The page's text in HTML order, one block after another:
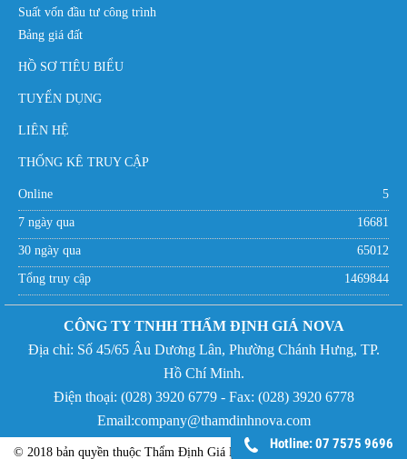
Suất vốn đầu tư công trình
Bảng giá đất
HỒ SƠ TIÊU BIỂU
TUYỂN DỤNG
LIÊN HỆ
THỐNG KÊ TRUY CẬP
Online 5
7 ngày qua 16681
30 ngày qua 65012
Tổng truy cập 1469844
CÔNG TY TNHH THẨM ĐỊNH GIÁ NOVA
Địa chỉ: Số 45/65 Âu Dương Lân, Phường Chánh Hưng, TP.
Hồ Chí Minh.
Điện thoại: (028) 3920 6779 - Fax: (028) 3920 6778
Email:company@thamdinhnova.com
© 2018 bản quyền thuộc Thẩm Định Giá NOVA - Phát triển bởi
Hotline: 07 7575 9696